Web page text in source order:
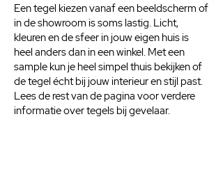
Een tegel kiezen vanaf een beeldscherm of
in de showroom is soms lastig. Licht,
kleuren en de sfeer in jouw eigen huis is
heel anders dan in een winkel. Met een
sample kun je heel simpel thuis bekijken of
de tegel écht bij jouw interieur en stijl past.
Lees de rest van de pagina voor verdere
informatie over tegels bij gevelaar.